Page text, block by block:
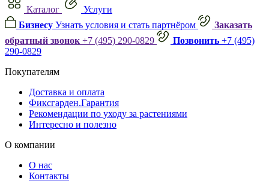
Каталог
Услуги
Бизнесу Узнать условия и стать партнёром
Заказать
обратный звонок +7 (495) 290-0829 Позвонить +7 (495)
290-0829
Покупателям
Доставка и оплата
Фиксгарден.Гарантия
Рекомендации по уходу за растениями
Интересно и полезно
О компании
О нас
Контакты